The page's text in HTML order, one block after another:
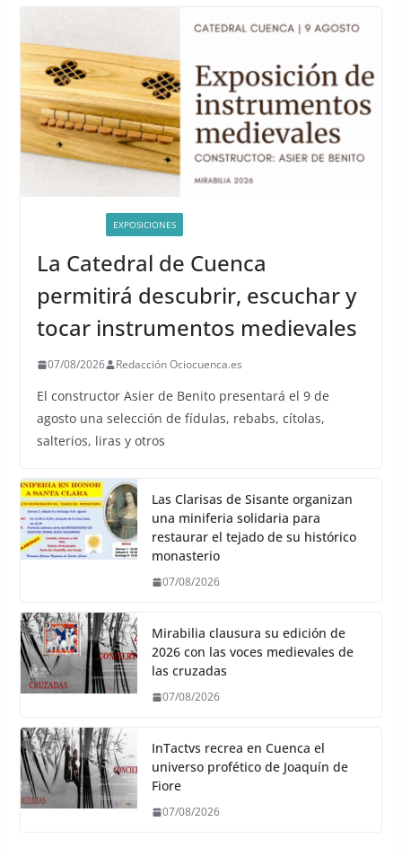
EXPOSICIONES
La Catedral de Cuenca
permitirá descubrir, escuchar y
tocar instrumentos medievales
07/08/2026 Redacción Ociocuenca.es
El constructor Asier de Benito presentará el 9 de
agosto una selección de fídulas, rebabs, cítolas,
salterios, liras y otros
Las Clarisas de Sisante organizan
una miniferia solidaria para
restaurar el tejado de su histórico
monasterio
07/08/2026
Mirabilia clausura su edición de
2026 con las voces medievales de
las cruzadas
07/08/2026
InTactvs recrea en Cuenca el
universo profético de Joaquín de
Fiore
07/08/2026